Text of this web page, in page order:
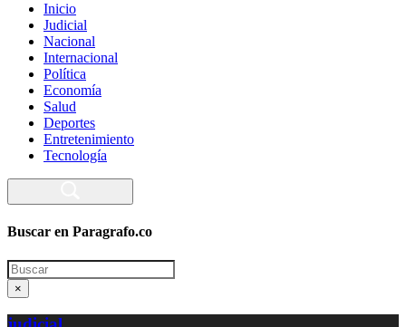
Inicio
Judicial
Nacional
Internacional
Política
Economía
Salud
Deportes
Entretenimiento
Tecnología
Buscar en Paragrafo.co
Search
×